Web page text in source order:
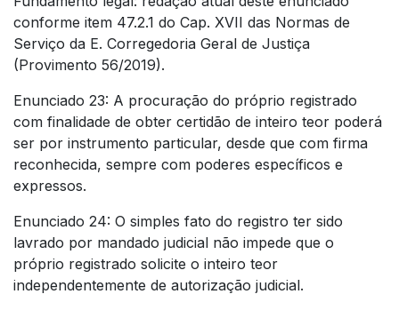
conforme item 47.2.1 do Cap. XVII das Normas de
Serviço da E. Corregedoria Geral de Justiça
(Provimento 56/2019).
Enunciado 23: A procuração do próprio registrado
com finalidade de obter certidão de inteiro teor poderá
ser por instrumento particular, desde que com firma
reconhecida, sempre com poderes específicos e
expressos.
Enunciado 24: O simples fato do registro ter sido
lavrado por mandado judicial não impede que o
próprio registrado solicite o inteiro teor
independentemente de autorização judicial.